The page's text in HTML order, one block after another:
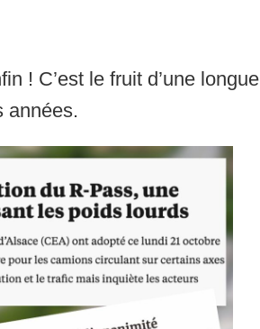
! C’est le fruit d’une longue